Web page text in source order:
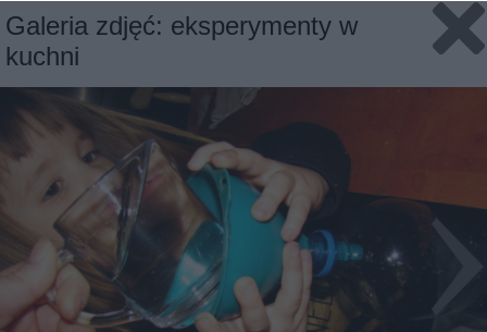
Galeria zdjęć: eksperymenty w
kuchni